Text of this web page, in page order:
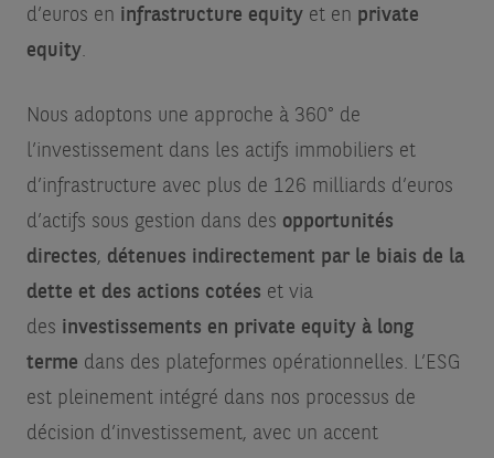
d’euros en infrastructure equity et en private
equity.
Nous adoptons une approche à 360° de
l’investissement dans les actifs immobiliers et
d’infrastructure avec plus de 126 milliards d’euros
d’actifs sous gestion dans des opportunités
directes, détenues indirectement par le biais de la
dette et des actions cotées et via
des investissements en private equity à long
terme dans des plateformes opérationnelles. L’ESG
est pleinement intégré dans nos processus de
décision d’investissement, avec un accent